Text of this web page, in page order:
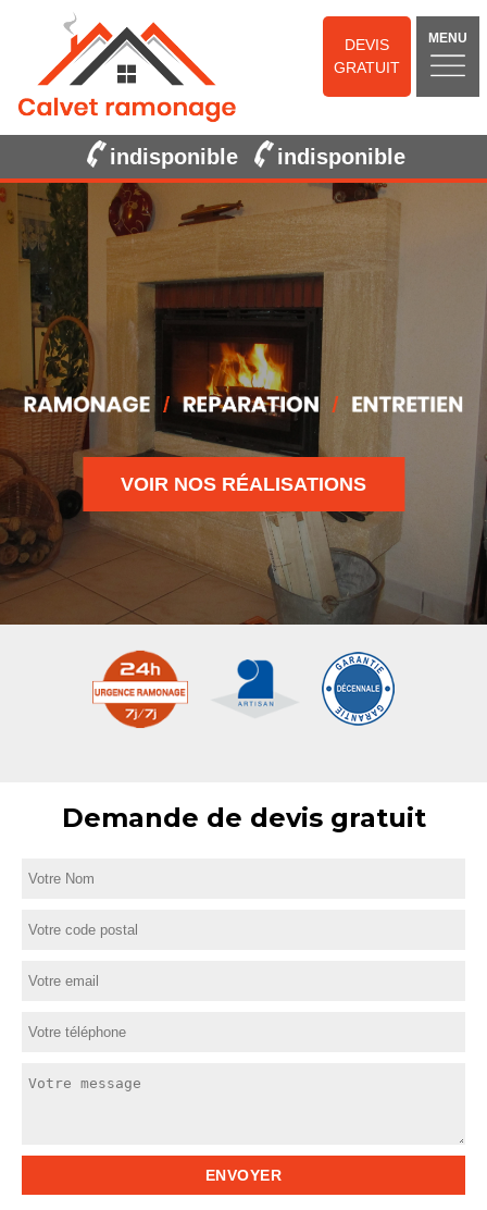
DEVIS
GRATUIT
MENU
indisponible indisponible
VOIR NOS RÉALISATIONS
Demande de devis gratuit